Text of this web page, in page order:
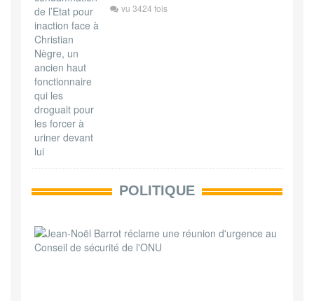
vu 3424 fois
POLITIQUE